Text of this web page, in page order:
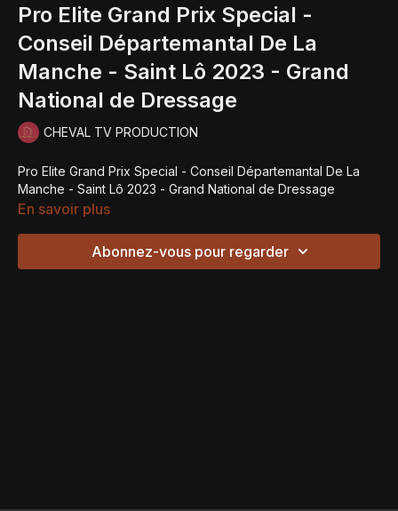
Pro Elite Grand Prix Special -
Conseil Départemantal De La
Manche - Saint Lô 2023 - Grand
National de Dressage
CHEVAL TV PRODUCTION
Pro Elite Grand Prix Special - Conseil Départemantal De La
Manche - Saint Lô 2023 - Grand National de Dressage
En savoir plus
Abonnez-vous pour regarder